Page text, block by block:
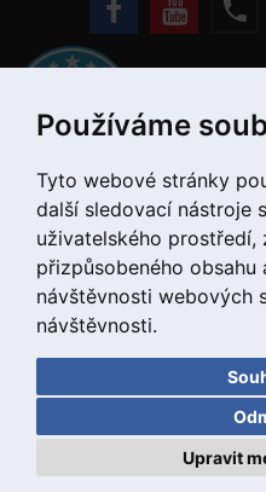
Používáme
Tyto webové stránky
další sledovací nástroje
uživatelského prostředí,
přizpůsobeného obsahu
návštěvnosti webových
návštěvnosti.
Upravit
Copyright © 2020 DD PNEU